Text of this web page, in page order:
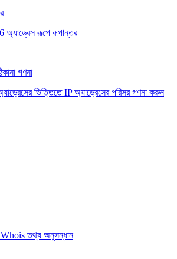
অ্যাড্রেস রূপে রূপান্তর
গণনা
ভিত্তিতে IP অ্যাড্রেসের পরিসর গণনা করুন
Whois তথ্য অনুসন্ধান